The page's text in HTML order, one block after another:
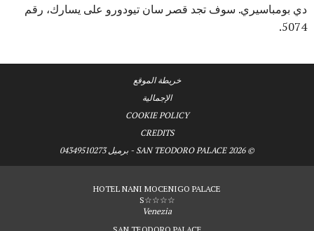
دي بومباسيري. سوف تجد قصر سان تيودورو على يسارك، رقم
5074.
خريطة الموقع
الإجمالية
COOKIE POLICY
CREDITS
© SAN TEODORO PALACE 2026 - برميل 04349510273
HOTEL NANI MOCENIGO PALACE
☆☆☆☆S
Venezia